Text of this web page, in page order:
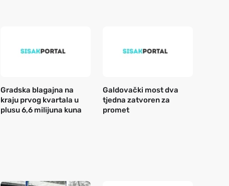
Gradska blagajna na
kraju prvog kvartala u
plusu 6,6 milijuna kuna
Galdovački most dva
tjedna zatvoren za
promet